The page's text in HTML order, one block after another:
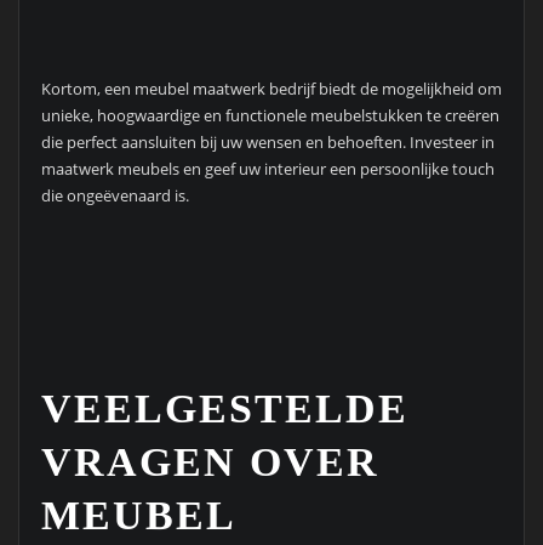
Kortom, een meubel maatwerk bedrijf biedt de mogelijkheid om
unieke, hoogwaardige en functionele meubelstukken te creëren
die perfect aansluiten bij uw wensen en behoeften. Investeer in
maatwerk meubels en geef uw interieur een persoonlijke touch
die ongeëvenaard is.
VEELGESTELDE
VRAGEN OVER
MEUBEL